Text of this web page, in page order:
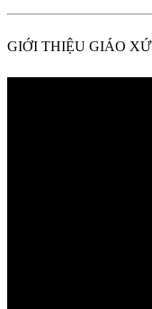
GIỚI THIỆU GIÁO XỨ